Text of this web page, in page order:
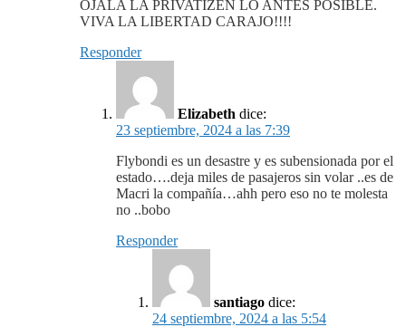
OJALA LA PRIVATIZEN LO ANTES POSIBLE.
VIVA LA LIBERTAD CARAJO!!!!
Responder
Elizabeth dice:
23 septiembre, 2024 a las 7:39
Flybondi es un desastre y es subensionada por el
estado….deja miles de pasajeros sin volar ..es de
Macri la compañía…ahh pero eso no te molesta
no ..bobo
Responder
santiago dice:
24 septiembre, 2024 a las 5:54